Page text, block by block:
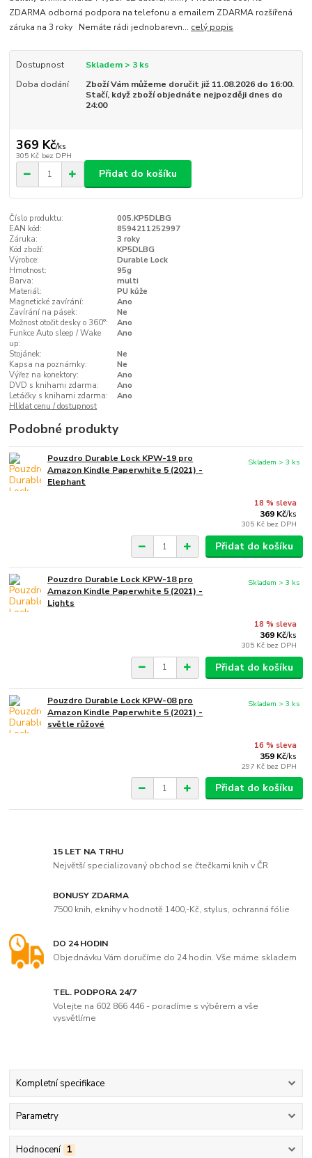
ZDARMA odborná podpora na telefonu a emailem ZDARMA rozšířená
záruka na 3 roky Nemáte rádi jednobarevn... celý popis
Dostupnost
Skladem > 3 ks
Doba dodání
Zboží Vám můžeme doručit již 11.08.2026 do 16:00.
Stačí, když zboží objednáte nejpozději dnes do
24:00
369 Kč/ks
305 Kč bez DPH
Přidat do košíku
Číslo produktu:
005.KP5DLBG
EAN kód:
8594211252997
Záruka:
3 roky
Kód zboží:
KP5DLBG
Výrobce:
Durable Lock
Hmotnost:
95g
Barva:
multi
Materiál:
PU kůže
Magnetické zavírání:
Ano
Zavírání na pásek:
Ne
Možnost otočit desky o 360°:
Ano
Funkce Auto sleep / Wake
up:
Ano
Stojánek:
Ne
Kapsa na poznámky:
Ne
Výřez na konektory:
Ano
DVD s knihami zdarma:
Ano
Letáčky s knihami zdarma:
Ano
Hlídat cenu / dostupnost
Podobné produkty
Pouzdro Durable Lock KPW-19 pro
Amazon Kindle Paperwhite 5 (2021) -
Elephant
18 % sleva
369 Kč/ks
305 Kč bez DPH
Skladem > 3 ks
Přidat do košíku
Pouzdro Durable Lock KPW-18 pro
Amazon Kindle Paperwhite 5 (2021) -
Lights
18 % sleva
369 Kč/ks
305 Kč bez DPH
Skladem > 3 ks
Přidat do košíku
Pouzdro Durable Lock KPW-08 pro
Amazon Kindle Paperwhite 5 (2021) -
světle růžové
16 % sleva
359 Kč/ks
297 Kč bez DPH
Skladem > 3 ks
Přidat do košíku
15 LET NA TRHU
Největší specializovaný obchod se čtečkami knih v ČR
BONUSY ZDARMA
7500 knih, eknihy v hodnotě 1400,-Kč, stylus, ochranná fólie
DO 24 HODIN
Objednávku Vám doručíme do 24 hodin. Vše máme skladem
TEL. PODPORA 24/7
Volejte na 602 866 446 - poradíme s výběrem a vše
vysvětlíme
Kompletní specifikace
Parametry
Hodnocení 1